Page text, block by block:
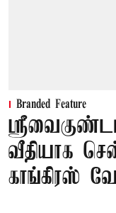
Branded Feature
வீதியாக
காங்கிரஸ்